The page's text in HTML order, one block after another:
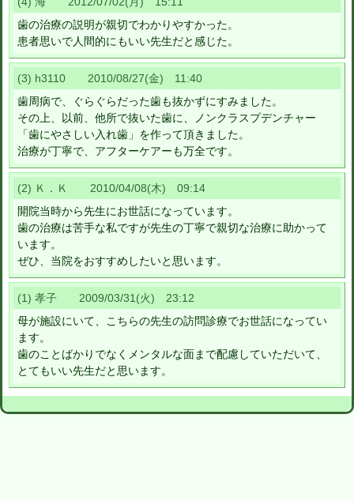
歯の治療の説明が親切でわかりやすかった。
患者思いで人間的にもいい先生だと感じた。
(3) h3110 2010/08/27(金) 11:40
歯周病で、ぐらぐらだった歯も抜かずにすみました。
その上、以前、他所で抜いた歯に、ノンクラスプデンチャー
「歯にやさしい入れ歯」を作って頂きました。
治療が丁寧で、アフターケアーも万全です。
(2) Ｋ．Ｋ 2010/04/08(木) 09:14
開院当時から先生にお世話になっています。
歯の治療は苦手な私ですが先生の丁寧で親切な治療に助かって
います。
ぜひ、当院をおすすめしたいと思います。
(1) 孝子 2009/03/31(火) 23:12
母が施設にいて、こちらの先生の訪問診療でお世話になってい
ます。
歯のことばかりでなくメンタルな面まで配慮していただいて、
とてもいい先生だと思います。